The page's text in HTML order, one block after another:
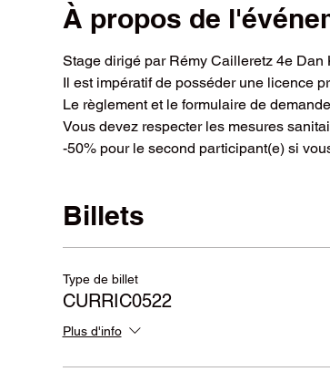
À propos de
Stage dirigé par Rémy Cailleretz 4e
Il est impératif de posséder une licence
Le règlement et le formulaire de
Vous devez respecter les mesures
-50% pour le second participant(e) si
Billets
Type de billet
CURRIC0522
Plus d'info